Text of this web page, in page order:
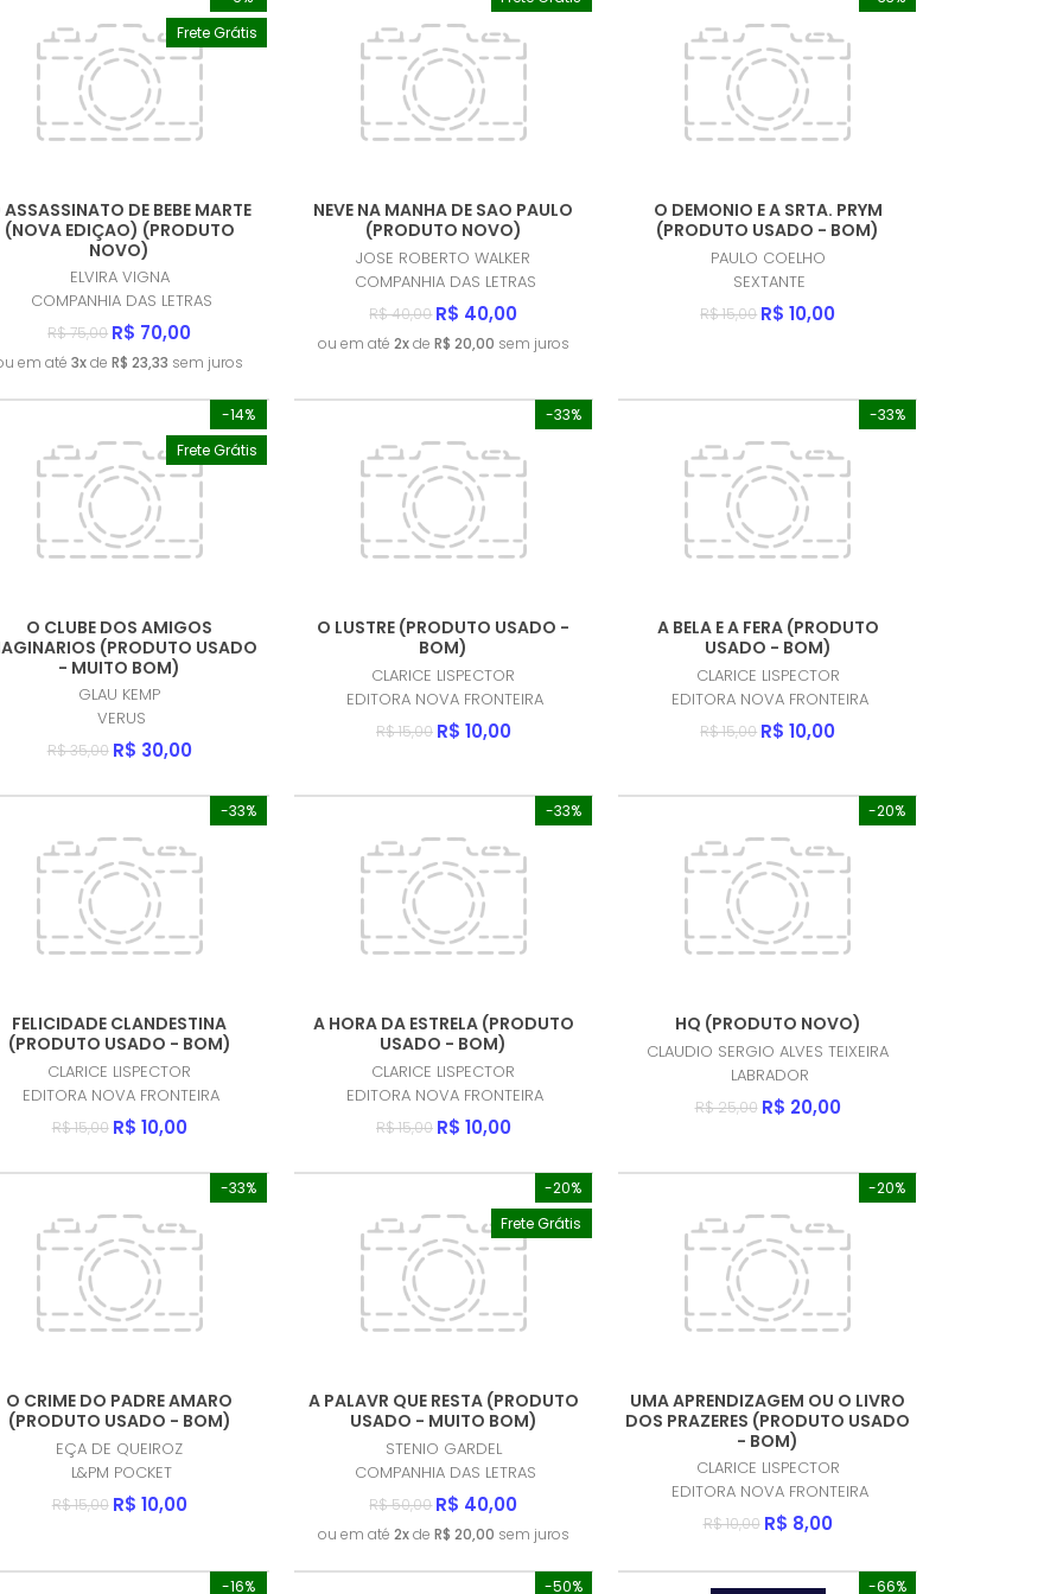
Frete Grátis
ASSASSINATO DE BEBE MARTE
(NOVA EDIÇAO) (PRODUTO
NOVO)
ELVIRA VIGNA
COMPANHIA DAS LETRAS
R$ 75,00 R$ 70,00
em até3xdeR$ 23,33 sem juros
NEVE NA MANHA DE SAO PAULO
(PRODUTO NOVO)
JOSE ROBERTO WALKER
COMPANHIA DAS LETRAS
R$ 40,00 R$ 40,00
ou em até 2xde R$ 20,00 sem juros
O DEMONIO E A SRTA. PRYM
(PRODUTO USADO - BOM)
PAULO COELHO
SEXTANTE
R$ 15,00 R$ 10,00
-14%
Frete Grátis
O CLUBE DOS AMIGOS
(PRODUTO USADO
- MUITO BOM)
GLAU KEMP
VERUS
R$ 35,00 R$ 30,00
-33%
O LUSTRE (PRODUTO USADO -
BOM)
CLARICE LISPECTOR
EDITORA NOVA FRONTEIRA
R$ 15,00 R$ 10,00
-33%
A BELA E A FERA (PRODUTO
USADO - BOM)
CLARICE LISPECTOR
EDITORA NOVA FRONTEIRA
R$ 15,00 R$ 10,00
-33%
FELICIDADE CLANDESTINA
(PRODUTO USADO - BOM)
CLARICE LISPECTOR
EDITORA NOVA FRONTEIRA
R$ 15,00 R$ 10,00
-33%
A HORA DA ESTRELA (PRODUTO
USADO - BOM)
CLARICE LISPECTOR
EDITORA NOVA FRONTEIRA
R$ 15,00 R$ 10,00
-20%
HQ (PRODUTO NOVO)
CLAUDIO SERGIO ALVES TEIXEIRA
LABRADOR
R$ 25,00 R$ 20,00
-33%
O CRIME DO PADRE AMARO
(PRODUTO USADO - BOM)
EÇA DE QUEIROZ
L&PM POCKET
R$ 15,00 R$ 10,00
-20%
Frete Grátis
A PALAVR QUE RESTA (PRODUTO
USADO - MUITO BOM)
STENIO GARDEL
COMPANHIA DAS LETRAS
R$ 50,00 R$ 40,00
ou em até 2xde R$ 20,00 sem juros
-20%
UMA APRENDIZAGEM OU O LIVRO
DOS PRAZERES (PRODUTO USADO
- BOM)
CLARICE LISPECTOR
EDITORA NOVA FRONTEIRA
R$ 10,00 R$ 8,00
-16% -50% -66%